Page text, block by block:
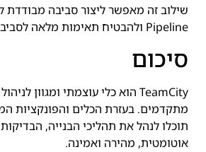
שילוב זה מאפשר ליצור סביבה מבודדת
Pipeline ולהבטיח תאימות מלאה לסביבה הפרודקשן.
סיכום
מתקדמים. בעזרת הכלים והפונקציות
תוכלו לנהל את תהליכי הבנייה,
אוטומטית, מהירה ואמינה.